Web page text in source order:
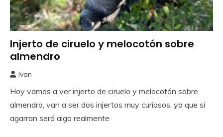
Frutales
Injerto de ciruelo y melocotón sobre
almendro
abril,
2024
Ivan
Hoy vamos a ver injerto de ciruelo y melocotón sobre
almendro, van a ser dos injertos muy curiosos, ya que si
agarran será algo realmente